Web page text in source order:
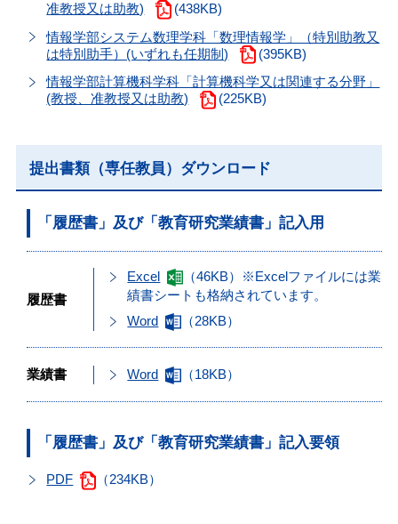
准教授又は助教)
(438KB)
情報学部システム数理学科「数理情報学」（特別助教又
は特別助手）(いずれも任期制)
(395KB)
情報学部計算機科学科「計算機科学又は関連する分野」
(教授、准教授又は助教)
(225KB)
提出書類（専任教員）ダウンロード
「履歴書」及び「教育研究業績書」記入用
履歴書
Excel
（46KB）※Excelファイルには業
績書シートも格納されています。
Word
（28KB）
業績書 Word （18KB）
「履歴書」及び「教育研究業績書」記入要領
PDF （234KB）